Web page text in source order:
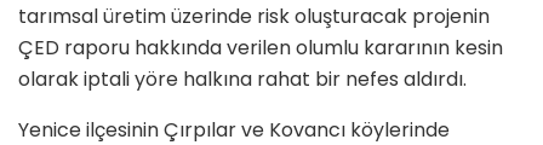
tarımsal üretim üzerinde risk oluşturacak projenin
ÇED raporu hakkında verilen olumlu kararının kesin
olarak iptali yöre halkına rahat bir nefes aldırdı.
Yenice ilçesinin Çırpılar ve Kovancı köylerinde